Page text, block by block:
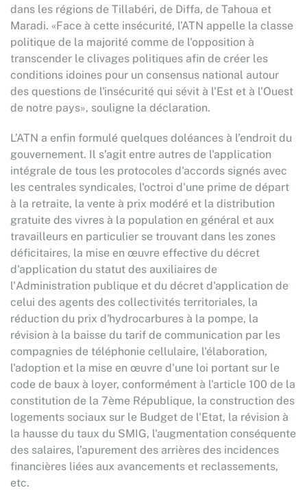
dans les régions de Tillabéri, de Diffa, de Tahoua et
Maradi. «Face à cette insécurité, l’ATN appelle la classe
politique de la majorité comme de l'opposition à
transcender le clivages politiques afin de créer les
conditions idoines pour un consensus national autour
des questions de l'insécurité qui sévit à l'Est et à l'Ouest
de notre pays», souligne la déclaration.
L’ATN a enfin formulé quelques doléances à l’endroit du
gouvernement. Il s’agit entre autres de l'application
intégrale de tous les protocoles d'accords signés avec
les centrales syndicales, l'octroi d'une prime de départ
à la retraite, la vente à prix modéré et la distribution
gratuite des vivres à la population en général et aux
travailleurs en particulier se trouvant dans les zones
déficitaires, la mise en œuvre effective du décret
d'application du statut des auxiliaires de
l'Administration publique et du décret d'application de
celui des agents des collectivités territoriales, la
réduction du prix d'hydrocarbures à la pompe, la
révision à la baisse du tarif de communication par les
compagnies de téléphonie cellulaire, l'élaboration,
l'adoption et la mise en œuvre d'une loi portant sur le
code de baux à loyer, conformément à l'article 100 de la
constitution de la 7ème République, la construction des
logements sociaux sur le Budget de l'Etat, la révision à
la hausse du taux du SMIG, l'augmentation conséquente
des salaires, l’apurement des arrières des incidences
financières liées aux avancements et reclassements,
etc.